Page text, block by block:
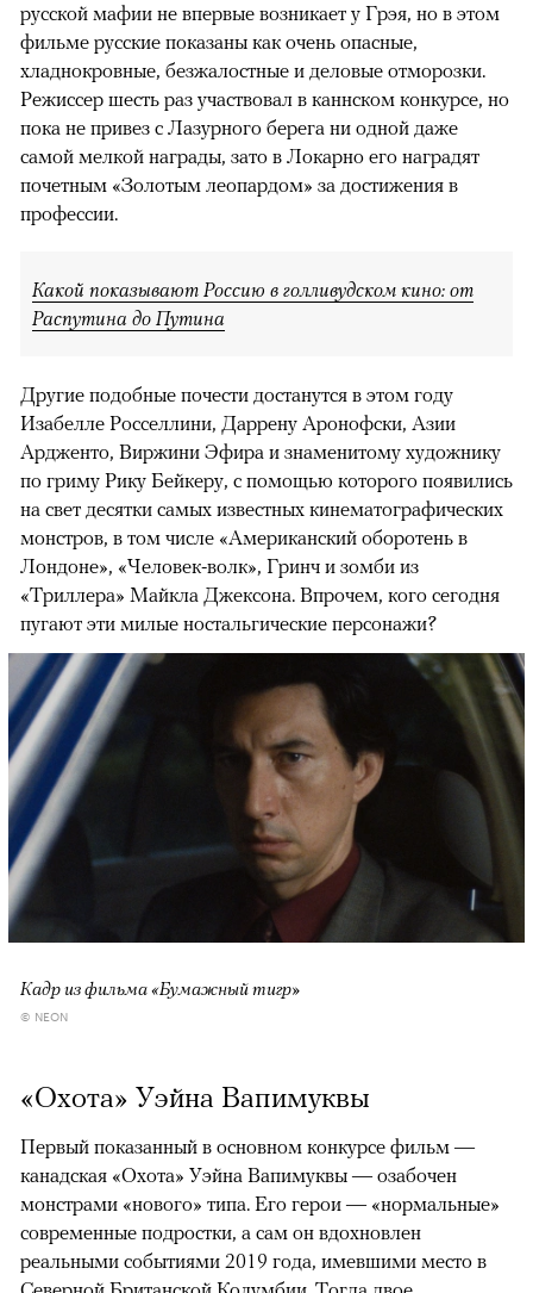
русской мафии не впервые возникает у Грэя, но в этом
фильме русские показаны как очень опасные,
хладнокровные, безжалостные и деловые отморозки.
Режиссер шесть раз участвовал в каннском конкурсе, но
пока не привез с Лазурного берега ни одной даже
самой мелкой награды, зато в Локарно его наградят
почетным «Золотым леопардом» за достижения в
профессии.
Какой показывают Россию в голливудском кино: от
Распутина до Путина
Другие подобные почести достанутся в этом году
Изабелле Росселлини, Даррену Аронофски, Азии
Ардженто, Виржини Эфира и знаменитому художнику
по гриму Рику Бейкеру, с помощью которого появились
на свет десятки самых известных кинематографических
монстров, в том числе «Американский оборотень в
Лондоне», «Человек-волк», Гринч и зомби из
«Триллера» Майкла Джексона. Впрочем, кого сегодня
пугают эти милые ностальгические персонажи?
Кадр из фильма «Бумажный тигр»
© NEON
«Охота» Уэйна Вапимуквы
Первый показанный в основном конкурсе фильм —
канадская «Охота» Уэйна Вапимуквы — озабочен
монстрами «нового» типа. Его герои — «нормальные»
современные подростки, а сам он вдохновлен
реальными событиями 2019 года, имевшими место в